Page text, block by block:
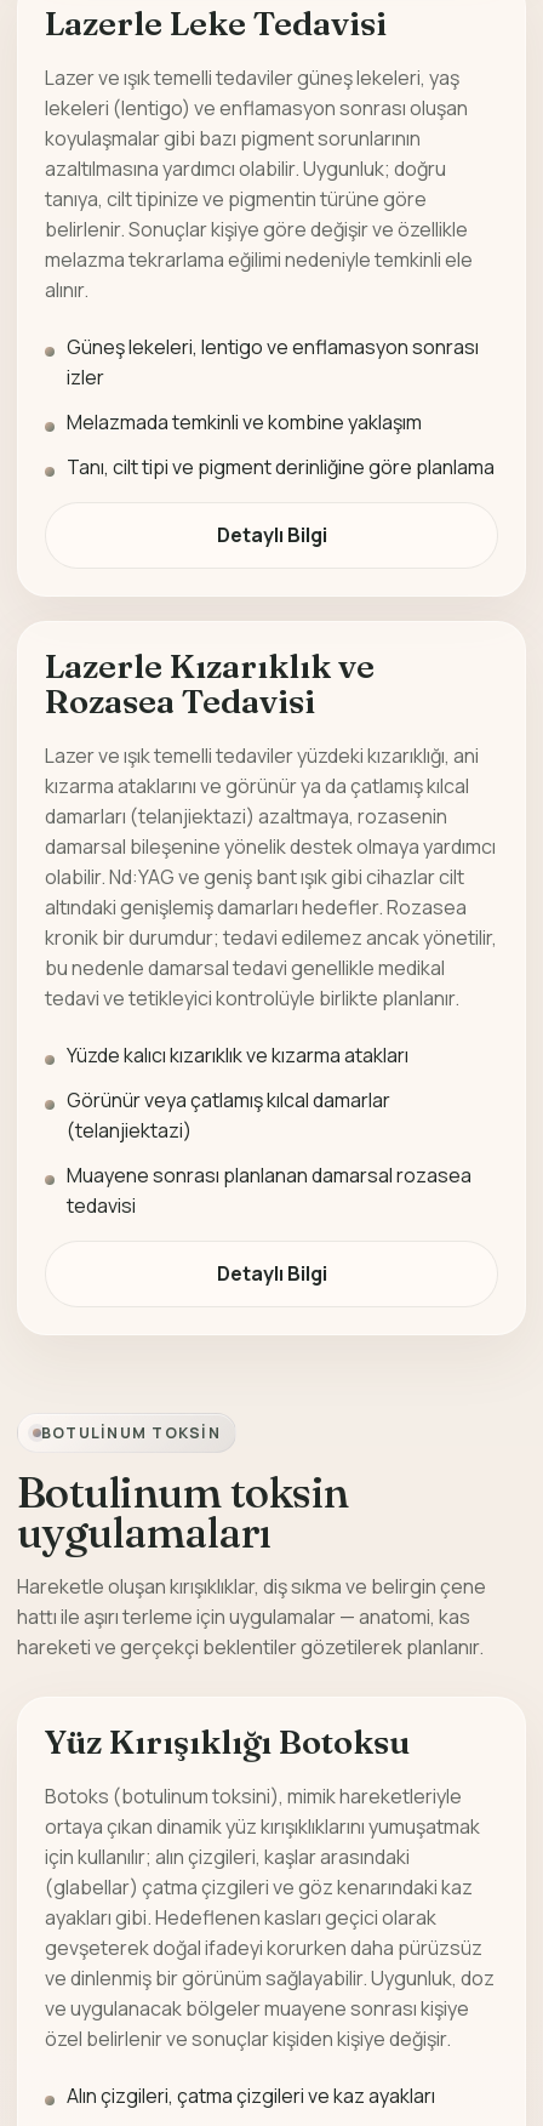
Lazerle Leke Tedavisi
Lazer ve ışık temelli tedaviler güneş lekeleri, yaş
lekeleri (lentigo) ve enflamasyon sonrası oluşan
koyulaşmalar gibi bazı pigment sorunlarının
azaltılmasına yardımcı olabilir. Uygunluk; doğru
tanıya, cilt tipinize ve pigmentin türüne göre
belirlenir. Sonuçlar kişiye göre değişir ve özellikle
melazma tekrarlama eğilimi nedeniyle temkinli ele
alınır.
Güneş lekeleri, lentigo ve enflamasyon sonrası
izler
Melazmada temkinli ve kombine yaklaşım
Tanı, cilt tipi ve pigment derinliğine göre planlama
Detaylı Bilgi
Lazerle Kızarıklık ve
Rozasea Tedavisi
Lazer ve ışık temelli tedaviler yüzdeki kızarıklığı, ani
kızarma ataklarını ve görünür ya da çatlamış kılcal
damarları (telanjiektazi) azaltmaya, rozasenin
damarsal bileşenine yönelik destek olmaya yardımcı
olabilir. Nd:YAG ve geniş bant ışık gibi cihazlar cilt
altındaki genişlemiş damarları hedefler. Rozasea
kronik bir durumdur; tedavi edilemez ancak yönetilir,
bu nedenle damarsal tedavi genellikle medikal
tedavi ve tetikleyici kontrolüyle birlikte planlanır.
Yüzde kalıcı kızarıklık ve kızarma atakları
Görünür veya çatlamış kılcal damarlar
(telanjiektazi)
Muayene sonrası planlanan damarsal rozasea
tedavisi
Detaylı Bilgi
BOTULINUM TOKSIN
Botulinum toksin
uygulamaları
Hareketle oluşan kırışıklıklar, diş sıkma ve belirgin çene
hattı ile aşırı terleme için uygulamalar — anatomi, kas
hareketi ve gerçekçi beklentiler gözetilerek planlanır.
Yüz Kırışıklığı Botoksu
Botoks (botulinum toksini), mimik hareketleriyle
ortaya çıkan dinamik yüz kırışıklıklarını yumuşatmak
için kullanılır; alın çizgileri, kaşlar arasındaki
(glabellar) çatma çizgileri ve göz kenarındaki kaz
ayakları gibi. Hedeflenen kasları geçici olarak
gevşeterek doğal ifadeyi korurken daha pürüzsüz
ve dinlenmiş bir görünüm sağlayabilir. Uygunluk, doz
ve uygulanacak bölgeler muayene sonrası kişiye
özel belirlenir ve sonuçlar kişiden kişiye değişir.
Alın çizgileri, çatma çizgileri ve kaz ayakları